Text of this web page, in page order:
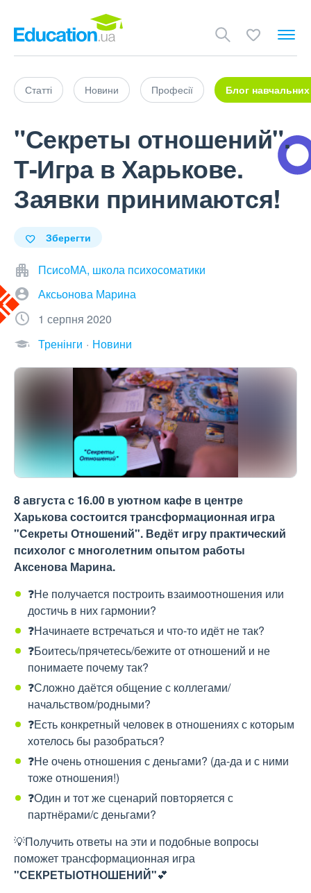
Статті Новини Професії Блог навчальних
"Секреты отношений".
Т-Игра в Харькове.
Заявки принимаются!
Зберегти
ПсисоМА, школа психосоматики
Аксьонова Марина
1 серпня 2020
Тренінги
Новини
8 августа с 16.00 в уютном кафе в центре
Харькова состоится трансформационная игра
"Секреты Отношений". Ведёт игру практический
психолог с многолетним опытом работы
Аксенова Марина.
❓Не получается построить взаимоотношения или
достичь в них гармонии?
❓Начинаете встречаться и что-то идёт не так?
❓Боитесь/прячетесь/бежите от отношений и не
понимаете почему так?
❓Сложно даётся общение с коллегами/
начальством/родными?
❓Есть конкретный человек в отношениях с которым
хотелось бы разобраться?
❓Не очень отношения с деньгами? (да-да и с ними
тоже отношения!)
❓Один и тот же сценарий повторяется с
партнёрами/с деньгами?
💡Получить ответы на эти и подобные вопросы
поможет трансформационная игра
"СЕКРЕТЫОТНОШЕНИЙ"💕